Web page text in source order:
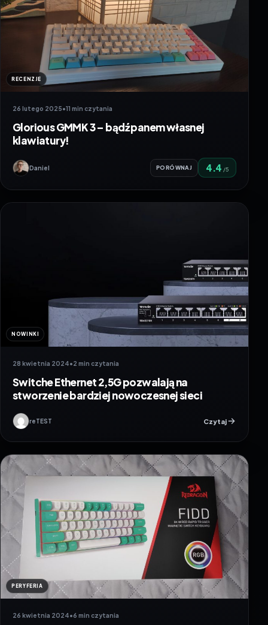
RECENZJE
26 lutego 2025•11 min czytania
Glorious GMMK 3 – bądź panem własnej
klawiatury!
Daniel PORÓWNAJ 4.4 /5
NOWINKI
28 kwietnia 2024•2 min czytania
Switche Ethernet 2,5G pozwalają na
stworzenie bardziej nowoczesnej sieci
reTEST Czytaj
PERYFERIA
26 kwietnia 2024•6 min czytania